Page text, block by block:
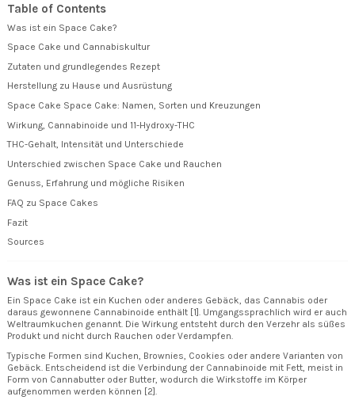
Table of Contents
Was ist ein Space Cake?
Space Cake und Cannabiskultur
Zutaten und grundlegendes Rezept
Herstellung zu Hause und Ausrüstung
Space Cake Space Cake: Namen, Sorten und Kreuzungen
Wirkung, Cannabinoide und 11-Hydroxy-THC
THC-Gehalt, Intensität und Unterschiede
Unterschied zwischen Space Cake und Rauchen
Genuss, Erfahrung und mögliche Risiken
FAQ zu Space Cakes
Fazit
Sources
Was ist ein Space Cake?
Ein Space Cake ist ein Kuchen oder anderes Gebäck, das Cannabis oder
daraus gewonnene Cannabinoide enthält [1]. Umgangssprachlich wird er auch
Weltraumkuchen genannt. Die Wirkung entsteht durch den Verzehr als süßes
Produkt und nicht durch Rauchen oder Verdampfen.
Typische Formen sind Kuchen, Brownies, Cookies oder andere Varianten von
Gebäck. Entscheidend ist die Verbindung der Cannabinoide mit Fett, meist in
Form von Cannabutter oder Butter, wodurch die Wirkstoffe im Körper
aufgenommen werden können [2].